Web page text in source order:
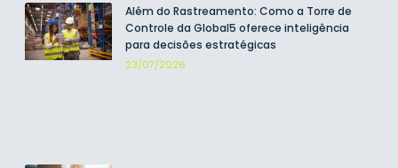
Além do Rastreamento: Como a Torre de
Controle da Global5 oferece inteligência
para decisões estratégicas
23/07/2026